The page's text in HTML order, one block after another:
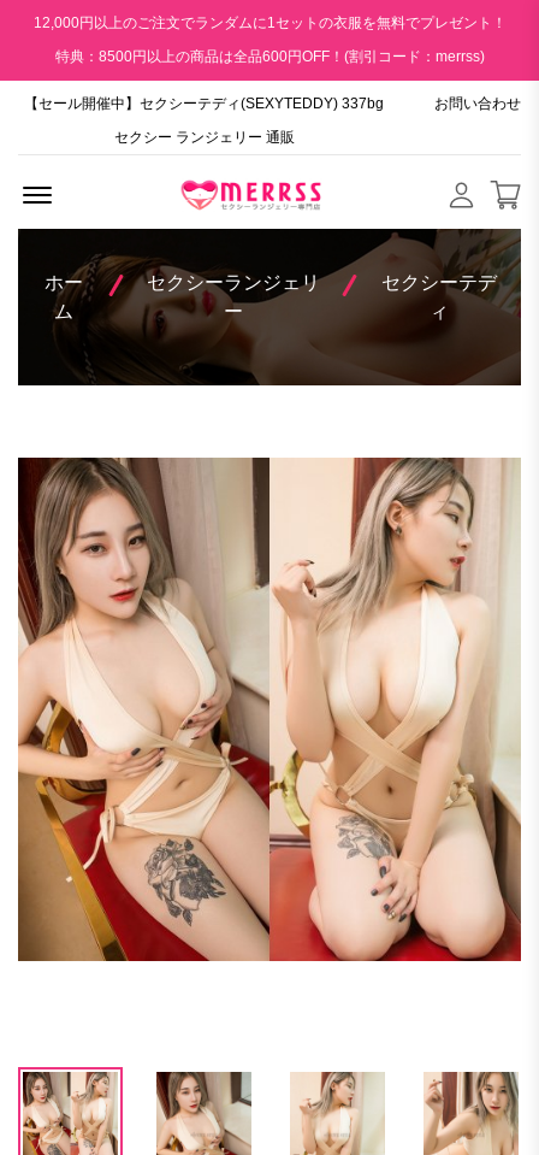
12,000円以上のご注文でランダムに1セットの衣服を無料でプレゼント！
特典：8500円以上の商品は全品600円OFF！(割引コード：merrss)
【セール開催中】セクシーテディ(SEXYTEDDY) 337bg
セクシー ランジェリー 通販
お問い合わせ
ホー
ム
セクシーランジェリ
ー
セクシーテデ
ィ